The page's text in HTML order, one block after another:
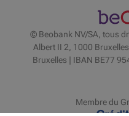
© Beobank NV/SA, tous
Albert II 2, 1000
Bruxelles | IBAN BE77
Membre du